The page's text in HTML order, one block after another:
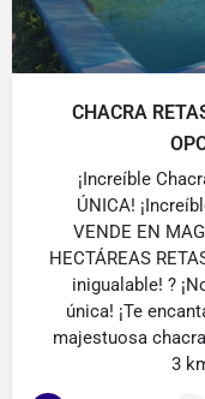
CHACRA
¡Increíble
ÚNICA!
VENDE EN
HECTÁREAS
inigualable! ?
única! ¡Te
majestuosa
3